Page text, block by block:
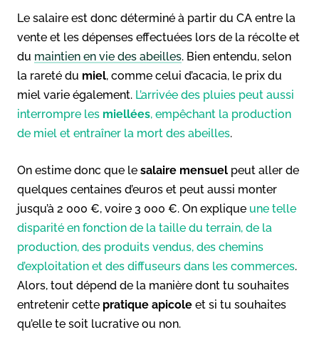
Le salaire est donc déterminé à partir du CA entre la
vente et les dépenses effectuées lors de la récolte et
du maintien en vie des abeilles. Bien entendu, selon
la rareté du miel, comme celui d’acacia, le prix du
miel varie également. L’arrivée des pluies peut aussi
interrompre les miellées, empêchant la production
de miel et entraîner la mort des abeilles.
On estime donc que le salaire mensuel peut aller de
quelques centaines d’euros et peut aussi monter
jusqu’à 2 000 €, voire 3 000 €. On explique une telle
disparité en fonction de la taille du terrain, de la
production, des produits vendus, des chemins
d’exploitation et des diffuseurs dans les commerces.
Alors, tout dépend de la manière dont tu souhaites
entretenir cette pratique apicole et si tu souhaites
qu’elle te soit lucrative ou non.